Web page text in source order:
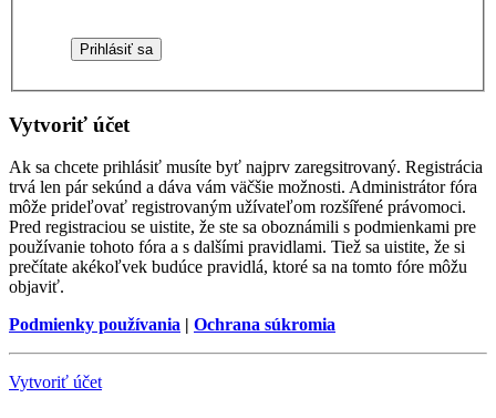
Vytvoriť účet
Ak sa chcete prihlásiť musíte byť najprv zaregsitrovaný. Registrácia
trvá len pár sekúnd a dáva vám väčšie možnosti. Administrátor fóra
môže prideľovať registrovaným užívateľom rozšířené právomoci.
Pred registraciou se uistite, že ste sa oboznámili s podmienkami pre
používanie tohoto fóra a s dalšími pravidlami. Tiež sa uistite, že si
prečítate akékoľvek budúce pravidlá, ktoré sa na tomto fóre môžu
objaviť.
Podmienky používania | Ochrana súkromia
Vytvoriť účet